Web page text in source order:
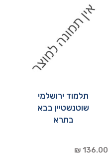
תלמוד ירושלמי
שוטנשטיין בבא
בתרא
136.00 ₪